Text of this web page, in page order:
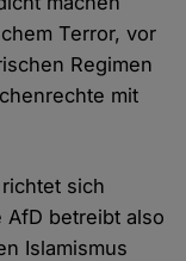
Terror, vor
Regimen
mit
sich
betreibt also
Islamismus